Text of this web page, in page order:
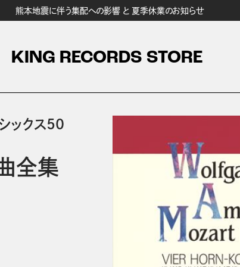
熊本地震に伴う集配への影響 と 夏季休業のお知らせ
KING RECORDS STORE
シックス50
全集